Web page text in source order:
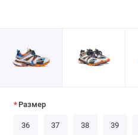
Размер
36 37 38 39